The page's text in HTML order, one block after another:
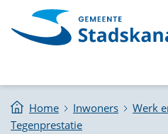
Home Inwoners Werk
Tegenprestatie